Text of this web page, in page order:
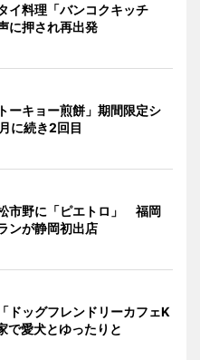
イ料理「バンコクキッチ
に押され再出発
ーキョー煎餅」期間限定シ
に続き2回目
市野に「ピエトロ」 福岡
ンが静岡初出店
ドッグフレンドリーカフェK
愛犬とゆったりと